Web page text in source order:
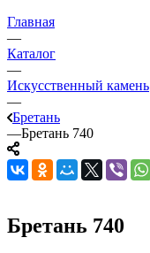
Главная
—
Каталог
—
Искусственный камень
—
Бретань
—Бретань 740
Бретань 740